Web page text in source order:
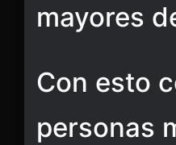
mayores
Con esto
personas